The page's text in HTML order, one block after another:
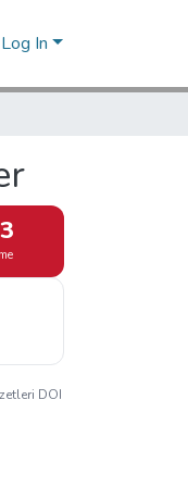
Log In
DOI